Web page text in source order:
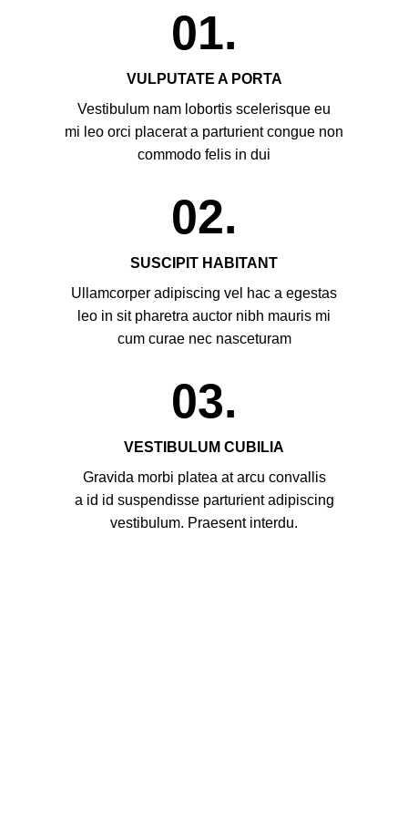
01.
VULPUTATE A PORTA
Vestibulum nam lobortis scelerisque eu
mi leo orci placerat a parturient congue non
commodo felis in dui
02.
SUSCIPIT HABITANT
Ullamcorper adipiscing vel hac a egestas
leo in sit pharetra auctor nibh mauris mi
cum curae nec nasceturam
03.
VESTIBULUM CUBILIA
Gravida morbi platea at arcu convallis
a id id suspendisse parturient adipiscing
vestibulum. Praesent interdu.